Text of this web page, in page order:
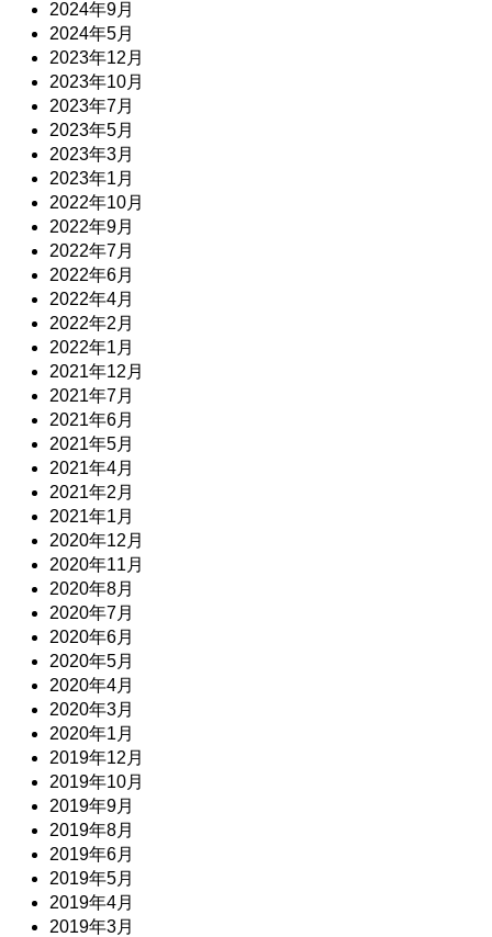
2024年9月
2024年5月
2023年12月
2023年10月
2023年7月
2023年5月
2023年3月
2023年1月
2022年10月
2022年9月
2022年7月
2022年6月
2022年4月
2022年2月
2022年1月
2021年12月
2021年7月
2021年6月
2021年5月
2021年4月
2021年2月
2021年1月
2020年12月
2020年11月
2020年8月
2020年7月
2020年6月
2020年5月
2020年4月
2020年3月
2020年1月
2019年12月
2019年10月
2019年9月
2019年8月
2019年6月
2019年5月
2019年4月
2019年3月